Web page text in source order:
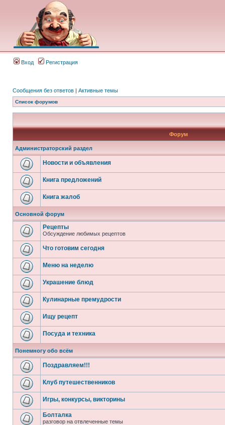
Вход Регистрация
Сообщения без ответов | Активные темы
Список форумов
Форум
Администраторский раздел
Новости и объявления
Книга предложений
Книга жалоб
Основной форум
Рецепты
Обсуждение любимых рецептов
Что готовим сегодня
Меню на неделю
Украшение блюд
Кулинарные премудрости
Ищу рецепт
Посуда и техника
Понемногу обо всём
Поздравляем!!!
Клуб путешественников
Игры, конкурсы, викторины
Болталка
разговор на отвлеченные темы